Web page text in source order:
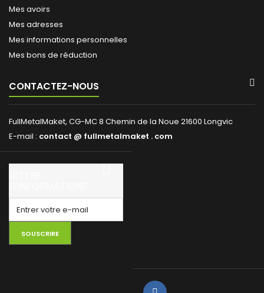
Mes avoirs
Mes adresses
Mes informations personnelles
Mes bons de réduction
CONTACTEZ-NOUS
FullMetalMaket, CG-MC 8 Chemin de la Noue 21600 Longvic
E-mail : contact @ fullmetalmaket . com
SOUSCRIRE